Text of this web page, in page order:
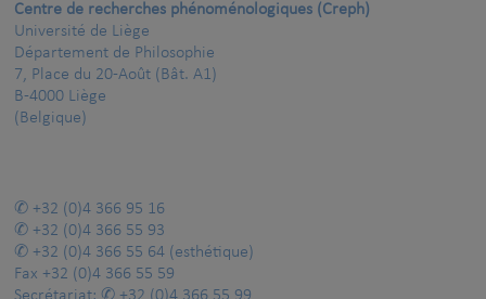
Centre de recherches phénoménologiques (Creph)
Université de Liège
Département de Philosophie
7, Place du 20-Août (Bât. A1)
B-4000 Liège
(Belgique)
+32 (0)4 366 95 16
+32 (0)4 366 55 93
+32 (0)4 366 55 64 (esthétique)
Fax +32 (0)4 366 55 59